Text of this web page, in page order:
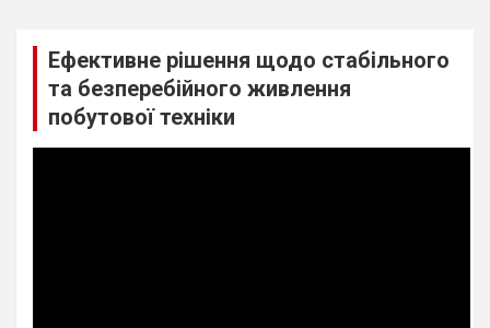
Ефективне рішення щодо стабільного
та безперебійного живлення
побутової техніки